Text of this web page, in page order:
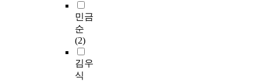
민금
순
(2)
김우
식